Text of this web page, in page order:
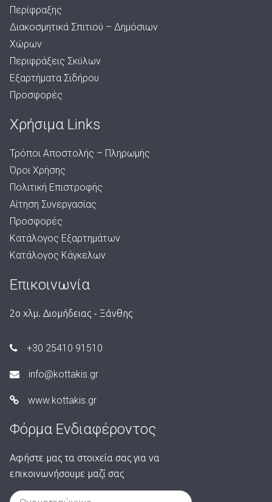
Περίφραξης
Διακοσμητικά Σπιτιού – Δημόσιων
Χώρων
Περιφράξεις Σκύλων
Εξαρτήματα Σιδήρου
Προσφορές
Χρήσιμα Links
Τρόποι Αποστολής – Πληρωμής
Όροι Χρήσης
Πολιτική Επιστροφής
Αίτηση Συνεργασίας
Προσφορές
Κατάλογος Εξαρτημάτων
Κατάλογος Κάγκελων
Επικοινωνία
2ο χλμ. Διομήδειας - Ξάνθης
+30 25410 91510
info@kottakis.gr
www.kottakis.gr
Φόρμα Ενδιαφέροντος
Αφήστε μας τα στοιχεία σας για να
επικοινωνήσουμε μαζί σας